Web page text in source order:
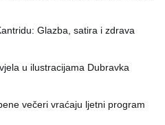
Glazba, satira i zdrava
u ilustracijama Dubravka
večeri vraćaju ljetni program